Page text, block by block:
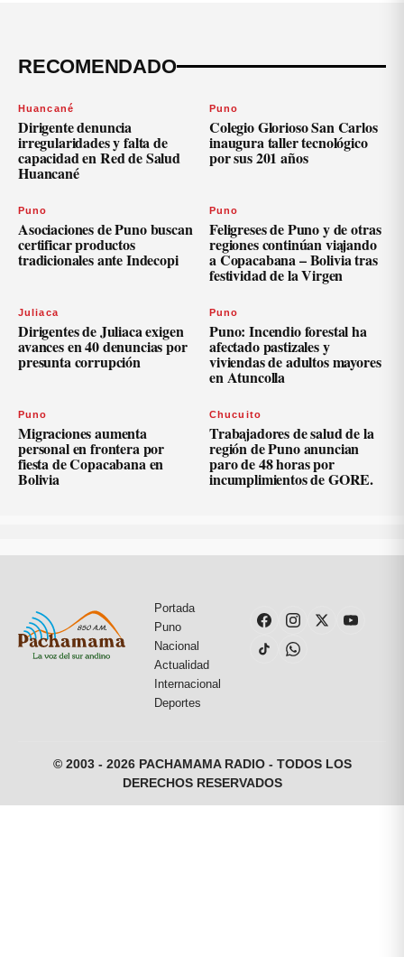
RECOMENDADO
Huancané
Dirigente denuncia
irregularidades y falta de
capacidad en Red de Salud
Huancané
Puno
Colegio Glorioso San Carlos
inaugura taller tecnológico
por sus 201 años
Puno
Asociaciones de Puno buscan
certificar productos
tradicionales ante Indecopi
Puno
Feligreses de Puno y de otras
regiones continúan viajando
a Copacabana – Bolivia tras
festividad de la Virgen
Juliaca
Dirigentes de Juliaca exigen
avances en 40 denuncias por
presunta corrupción
Puno
Puno: Incendio forestal ha
afectado pastizales y
viviendas de adultos mayores
en Atuncolla
Puno
Migraciones aumenta
personal en frontera por
fiesta de Copacabana en
Bolivia
Chucuito
Trabajadores de salud de la
región de Puno anuncian
paro de 48 horas por
incumplimientos de GORE.
Portada
Puno
Nacional
Actualidad
Internacional
Deportes
© 2003 - 2026 PACHAMAMA RADIO - TODOS LOS
DERECHOS RESERVADOS